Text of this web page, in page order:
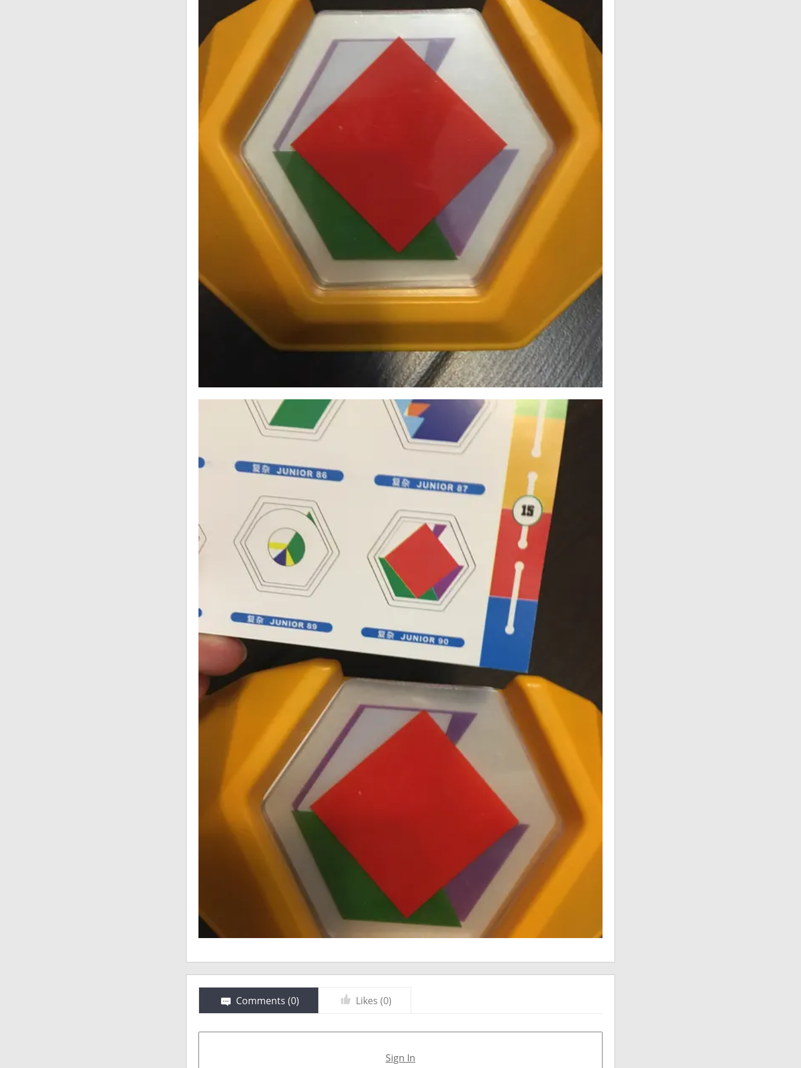
Comments (0) Likes (0)
Sign In